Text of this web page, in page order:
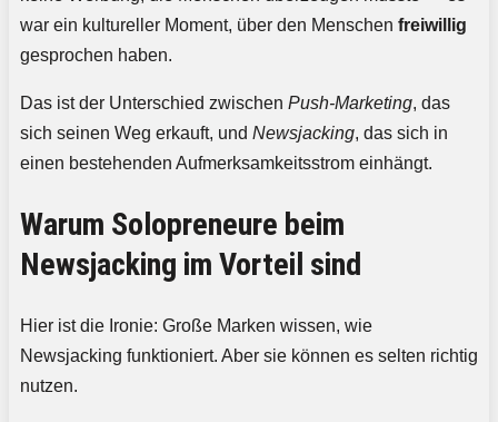
war ein kultureller Moment, über den Menschen freiwillig
gesprochen haben.
Das ist der Unterschied zwischen Push-Marketing, das
sich seinen Weg erkauft, und Newsjacking, das sich in
einen bestehenden Aufmerksamkeitsstrom einhängt.
Warum Solopreneure beim
Newsjacking im Vorteil sind
Hier ist die Ironie: Große Marken wissen, wie
Newsjacking funktioniert. Aber sie können es selten richtig
nutzen.